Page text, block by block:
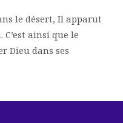
le désert, Il apparut
ainsi que le
Dieu dans ses